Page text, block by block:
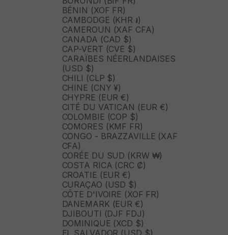
BÉNIN (XOF FR)
CAMBODGE (KHR ៛)
CAMEROUN (XAF CFA)
CANADA (CAD $)
CAP-VERT (CVE $)
CARAÏBES NÉERLANDAISES
(USD $)
CHILI (CLP $)
CHINE (CNY ¥)
CHYPRE (EUR €)
CITÉ DU VATICAN (EUR €)
COLOMBIE (COP $)
COMORES (KMF FR)
CONGO - BRAZZAVILLE (XAF
CFA)
CORÉE DU SUD (KRW ₩)
COSTA RICA (CRC ₡)
CROATIE (EUR €)
CURAÇAO (USD $)
CÔTE D'IVOIRE (XOF FR)
DANEMARK (EUR €)
DJIBOUTI (DJF FDJ)
DOMINIQUE (XCD $)